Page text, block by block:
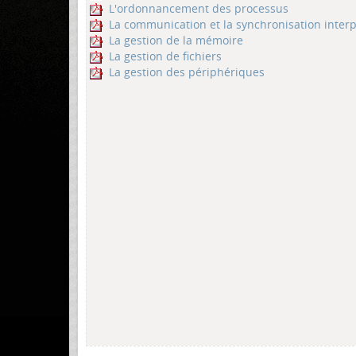
L'ordonnancement des processus
La communication et la synchronisation
La gestion de la mémoire
La gestion de fichiers
La gestion des périphériques